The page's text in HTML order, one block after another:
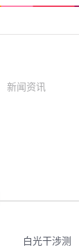
新闻资讯
白光干涉测厚